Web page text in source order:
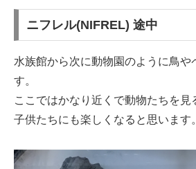
ニフレル(NIFREL) 途中
水族館から次に動物園のように鳥や
す。
ここではかなり近くで動物たちを見
子供たちにも楽しくなると思います。